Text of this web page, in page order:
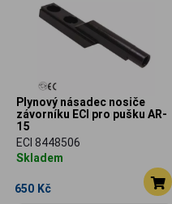
Plynový násadec nosiče
závorníku ECI pro pušku AR-
15
ECI 8448506
Skladem
650 Kč